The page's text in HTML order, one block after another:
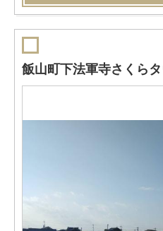
飯山町下法軍寺さくら